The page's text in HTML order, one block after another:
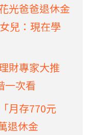
光爸爸退休金
兒：現在學
財專家大推
一次看
月存770元
退休金